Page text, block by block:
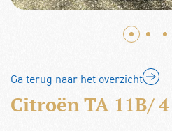
Ga terug naar het overzicht
Citroën TA 11B/